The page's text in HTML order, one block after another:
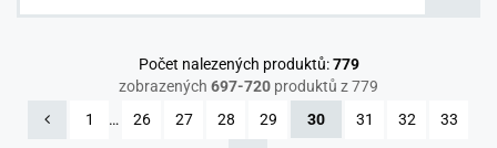
Počet nalezených produktů:779
zobrazených 697-720produktů z 779
1
… 26 27 28 29 30 31 32 33